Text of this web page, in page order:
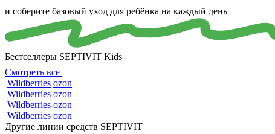
и соберите базовый уход для ребёнка на каждый день
Бестселлеры SEPTIVIT Kids
Смотреть все
Wildberries ozon
Wildberries ozon
Wildberries ozon
Wildberries ozon
Другие линии средств SEPTIVIT